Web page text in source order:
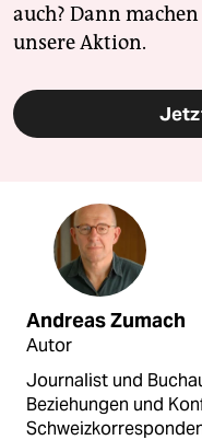
auch? Dann
unsere Aktion.
Andreas Zumach
Autor
Journalist und
Beziehungen und